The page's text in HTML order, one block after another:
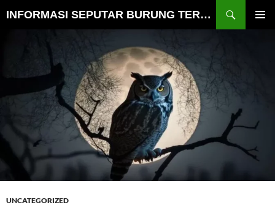
INFORMASI SEPUTAR BURUNG TERLENGKAP
UNCATEGORIZED